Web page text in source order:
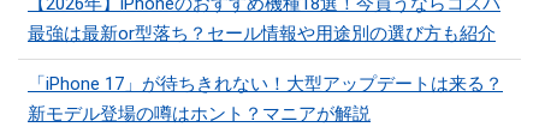
最強は最新or型落ち？セール情報や用途別の選び方も紹介
「iPhone 17」が待ちきれない！大型アップデートは来る？
新モデル登場の噂はホント？マニアが解説